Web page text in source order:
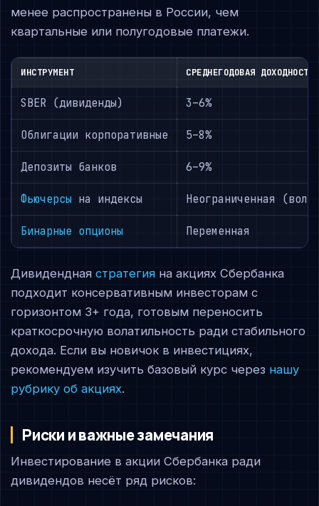
менее распространены в России, чем
квартальные или полугодовые платежи.
ИНСТРУМЕНТ СРЕДНЕГОДОВАЯ ДОХОДНОСТЬ
SBER (дивиденды) 3–6%
Облигации корпоративные 5–8%
Депозиты банков 6–9%
Фьючерсы на индексы Неограниченная
Бинарные опционы Переменная
Дивиденднаястратегия на акциях Сбербанка
подходит консервативным инвесторам с
горизонтом 3+ года, готовым переносить
краткосрочную волатильность ради стабильного
дохода. Если вы новичок в инвестициях,
рекомендуем изучить базовый курс через нашу
рубрику об акциях.
Риски и важные замечания
Инвестирование в акции Сбербанка ради
дивидендов несёт ряд рисков: